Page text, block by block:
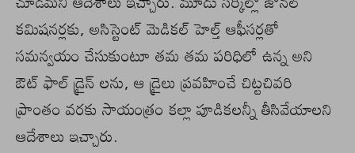
కమిషనర్లకు, అసిస్టెంట్ మెడికల్ హెల్త్ ఆఫీసర్లతో
సమన్వయం చేసుకుంటూ తమ తమ పరిధిలో ఉన్న అని
ఔట్ ఫాల్ డ్రైన్ లను, ఆ డ్రైలు ప్రవహించే చిట్టచివరి
ప్రాంతం వరకు సాయంత్రం కల్లా పూడికలన్నీ తీసివేయాలని
ఆదేశాలు ఇచ్చారు.